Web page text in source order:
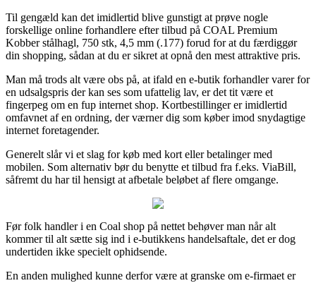
Til gengæld kan det imidlertid blive gunstigt at prøve nogle
forskellige online forhandlere efter tilbud på COAL Premium
Kobber stålhagl, 750 stk, 4,5 mm (.177) forud for at du færdiggør
din shopping, sådan at du er sikret at opnå den mest attraktive pris.
Man må trods alt være obs på, at ifald en e-butik forhandler varer for
en udsalgspris der kan ses som ufattelig lav, er det tit være et
fingerpeg om en fup internet shop. Kortbestillinger er imidlertid
omfavnet af en ordning, der værner dig som køber imod snydagtige
internet foretagender.
Generelt slår vi et slag for køb med kort eller betalinger med
mobilen. Som alternativ bør du benytte et tilbud fra f.eks. ViaBill,
såfremt du har til hensigt at afbetale beløbet af flere omgange.
Før folk handler i en Coal shop på nettet behøver man når alt
kommer til alt sætte sig ind i e-butikkens handelsaftale, det er dog
undertiden ikke specielt ophidsende.
En anden mulighed kunne derfor være at granske om e-firmaet er